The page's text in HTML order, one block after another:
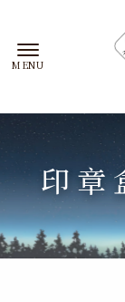
印章